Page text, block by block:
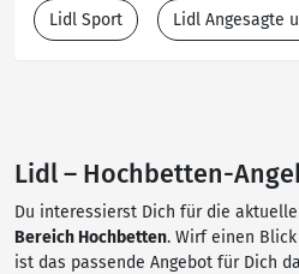
Lidl Sport Lidl Angesagte
Lidl – Hochbetten-
Du interessierst Dich für die
Bereich Hochbetten. Wirf einen
ist das passende Angebot für Dich